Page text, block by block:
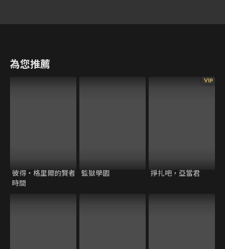
為您推薦
彼得・格里爾的賢者
時間
監獄學園
VIP
掙扎吧，亞當君